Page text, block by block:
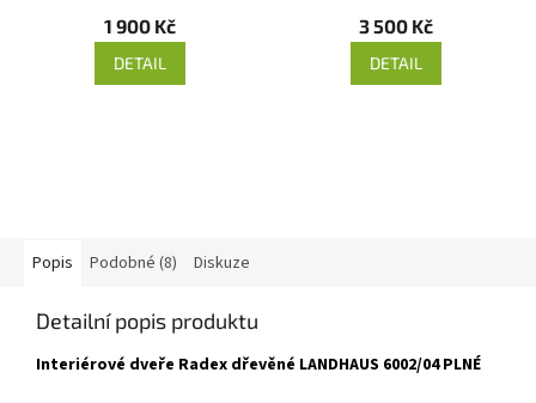
1 900 Kč
DETAIL
3 500 Kč
DETAIL
Popis Podobné (8) Diskuze
Detailní popis produktu
Interiérové dveře Radex dřevěné LANDHAUS 6002/04 PLNÉ